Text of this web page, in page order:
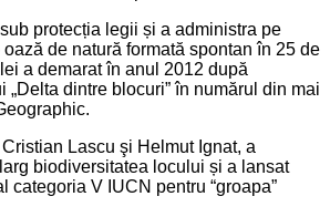
protecția legii și a administra pe
de natură formată spontan în 25 de
a demarat în anul 2012 după
„Delta dintre blocuri” în numărul din mai
Lascu şi Helmut Ignat, a
biodiversitatea locului și a lansat
categoria V IUCN pentru “groapa”